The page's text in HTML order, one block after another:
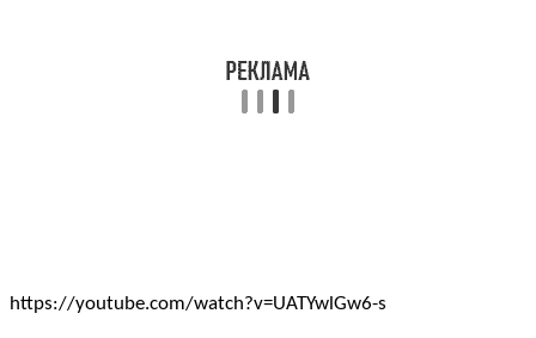
https://youtube.com/watch?v=UATYwlGw6-s